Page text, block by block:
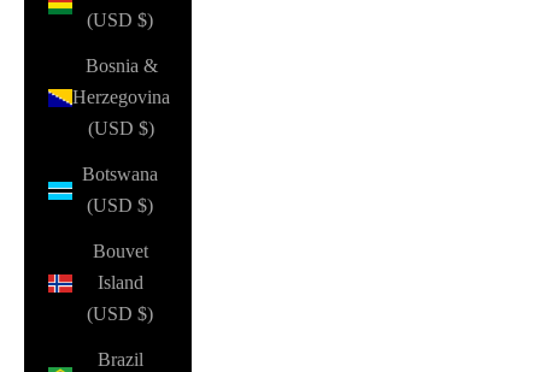
(USD $)
Bosnia &
Herzegovina
(USD $)
Botswana
(USD $)
Bouvet
Island
(USD $)
Brazil